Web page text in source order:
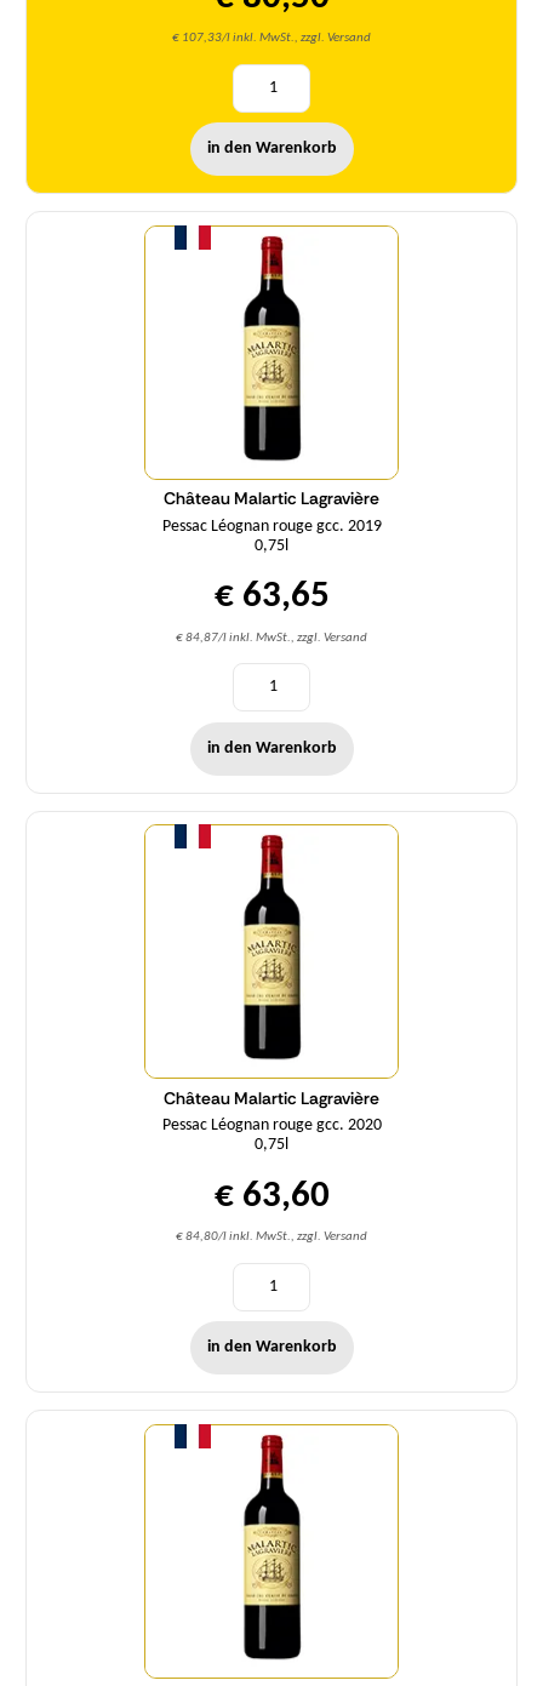
€ 107,33/l inkl. MwSt., zzgl. Versand
in den Warenkorb
Château Malartic Lagravière
Pessac Léognan rouge gcc. 2019
0,75l
€ 63,65
€ 84,87/l inkl. MwSt., zzgl. Versand
Menge
in den Warenkorb
Château Malartic Lagravière
Pessac Léognan rouge gcc. 2020
0,75l
€ 63,60
€ 84,80/l inkl. MwSt., zzgl. Versand
Menge
in den Warenkorb
Menge